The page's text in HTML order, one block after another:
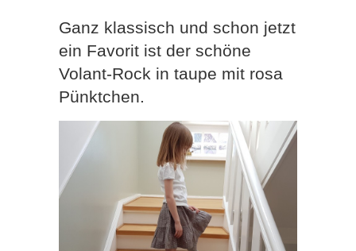
Ganz klassisch und schon jetzt
ein Favorit ist der schöne
Volant-Rock in taupe mit rosa
Pünktchen.